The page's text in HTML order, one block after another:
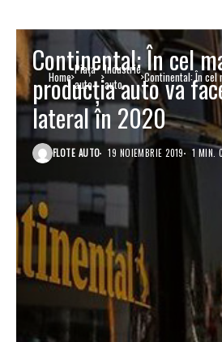
Home Piaţa
auto
Industrie
auto
Continental: În cel
face un pas
Continental: În cel
producţia auto va
lateral în 2020
FLOTE AUTO 19 NOIEMBRIE 2019 1 MIN.